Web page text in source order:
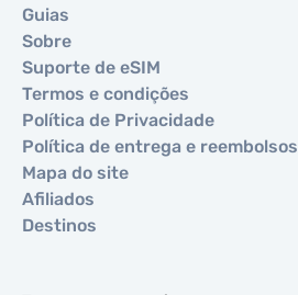
Guias
Sobre
Suporte de eSIM
Termos e condições
Política de Privacidade
Política de entrega e reembolsos
Mapa do site
Afiliados
Destinos